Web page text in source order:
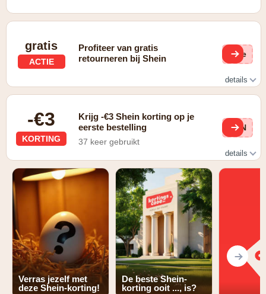
gratis
ACTIE
Profiteer van gratis
retourneren bij Shein
(ge
details
-€3
KORTING
Krijg -€3 Shein korting op je
eerste bestelling
37 keer gebruikt
SHN
details
€3 korting op je eerste bestelling
Verras jezelf met
deze Shein-korting!
De beste Shein-
korting ooit ..., is?